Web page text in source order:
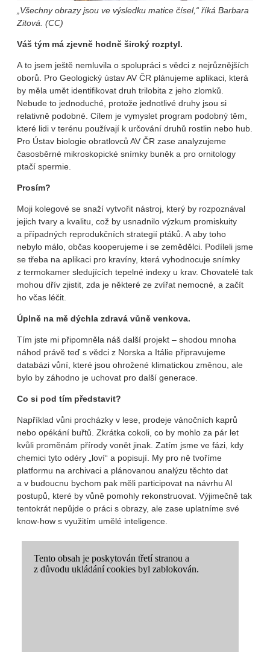
„Všechny obrazy jsou ve výsledku matice čísel,“ říká Barbara
Zitová. (CC)
Váš tým má zjevně hodně široký rozptyl.
A to jsem ještě nemluvila o spolupráci s vědci z nejrůznějších
oborů. Pro Geologický ústav AV ČR plánujeme aplikaci, která
by měla umět identifikovat druh trilobita z jeho zlomků.
Nebude to jednoduché, protože jednotlivé druhy jsou si
relativně podobné. Cílem je vymyslet program podobný těm,
které lidi v terénu používají k určování druhů rostlin nebo hub.
Pro Ústav biologie obratlovců AV ČR zase analyzujeme
časosběrné mikroskopické snímky buněk a pro ornitology
ptačí spermie.
Prosím?
Moji kolegové se snaží vytvořit nástroj, který by rozpoznával
jejich tvary a kvalitu, což by usnadnilo výzkum promiskuity
a případných reprodukčních strategií ptáků. A aby toho
nebylo málo, občas kooperujeme i se zemědělci. Podíleli jsme
se třeba na aplikaci pro kravíny, která vyhodnocuje snímky
z termokamer sledujících tepelné indexy u krav. Chovatelé tak
mohou dřív zjistit, zda je některé ze zvířat nemocné, a začít
ho včas léčit.
Úplně na mě dýchla zdravá vůně venkova.
Tím jste mi připomněla náš další projekt – shodou mnoha
náhod právě teď s vědci z Norska a Itálie připravujeme
databázi vůní, které jsou ohrožené klimatickou změnou, ale
bylo by záhodno je uchovat pro další generace.
Co si pod tím představit?
Například vůni procházky v lese, prodeje vánočních kaprů
nebo opékání buřtů. Zkrátka cokoli, co by mohlo za pár let
kvůli proměnám přírody vonět jinak. Zatím jsme ve fázi, kdy
chemici tyto odéry „loví“ a popisují. My pro ně tvoříme
platformu na archivaci a plánovanou analýzu těchto dat
a v budoucnu bychom pak měli participovat na návrhu AI
postupů, které by vůně pomohly rekonstruovat. Výjimečně tak
tentokrát nepůjde o práci s obrazy, ale zase uplatníme své
know-how s využitím umělé inteligence.